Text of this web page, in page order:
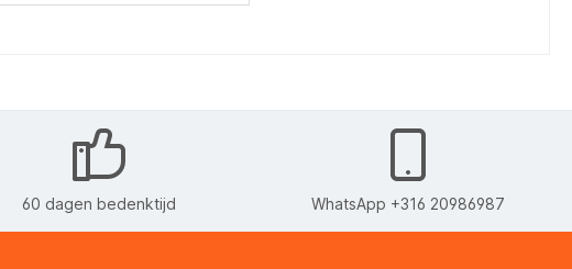
60 dagen bedenktijd WhatsApp +316 20986987